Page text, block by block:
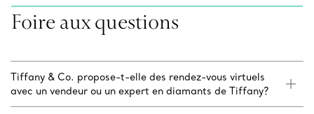
Foire aux questions
Tiffany & Co. propose-t-elle des rendez-vous virtuels
avec un vendeur ou un expert en diamants de Tiffany?